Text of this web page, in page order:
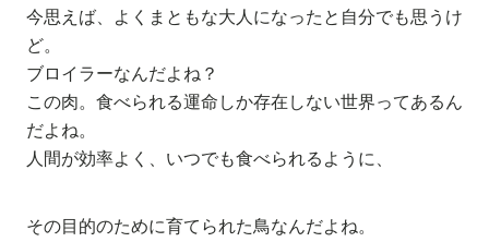
今思えば、よくまともな大人になったと自分でも思うけ
ど。
ブロイラーなんだよね？
この肉。食べられる運命しか存在しない世界ってあるん
だよね。
人間が効率よく、いつでも食べられるように、
その目的のために育てられた鳥なんだよね。